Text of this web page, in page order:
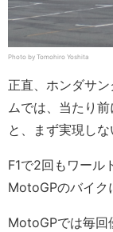
Photo by Tomohiro Yoshita
正直、ホンダサ
ムでは、当たり
と、まず実現しな
F1で2回もワール
MotoGPのバイク
MotoGPでは毎回